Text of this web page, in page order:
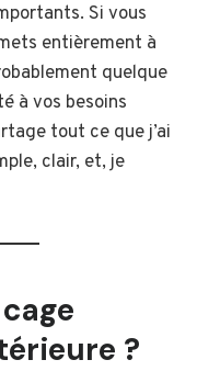
Si vous
entièrement à
quelque
à vos besoins
tout ce que j’ai
clair, et, je
?